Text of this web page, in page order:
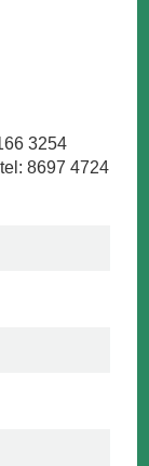
3254
8697 4724